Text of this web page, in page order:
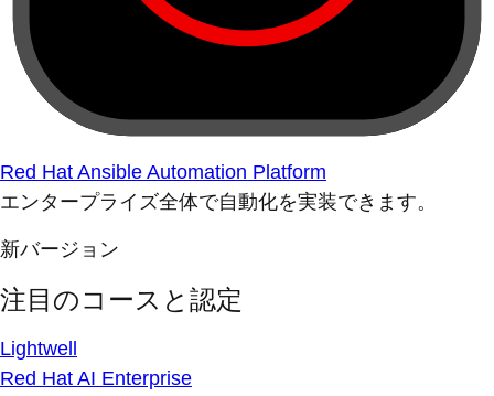
Red Hat Ansible Automation Platform
エンタープライズ全体で自動化を実装できます。
新バージョン
注目のコースと認定
Lightwell
Red Hat AI Enterprise